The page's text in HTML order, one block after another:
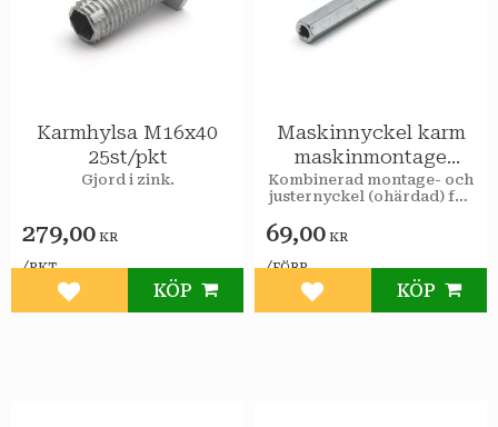
Karmhylsa M16x40
25st/pkt
Gjord i zink.
279,00 KR
/PKT
Lägg till i favoriter
KÖP
Maskinnyckel karm
maskinmontage
ohärd.1st/förp
Kombinerad montage- och
justernyckel (ohärdad) för
karmskruv och
karmhylsor.
69,00 KR
/FÖRP
Lägg till i favoriter
KÖP